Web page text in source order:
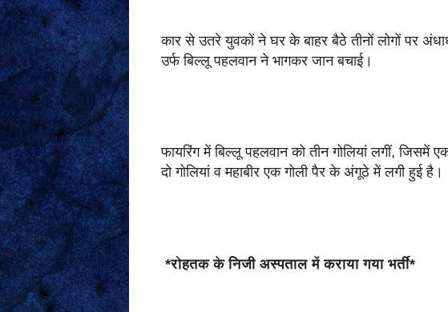
कार से उतरे युवकों ने घर के बाहर बैठे तीनों लोगों पर
उर्फ बिल्लू पहलवान ने भागकर जान बचाई।
फायरिंग में बिल्लू पहलवान को तीन गोलियां लगीं, जिसमें
दो गोलियां व महाबीर एक गोली पैर के अंगूठे में लगी हुई है।
*रोहतक के निजी अस्पताल में कराया गया भर्ती*